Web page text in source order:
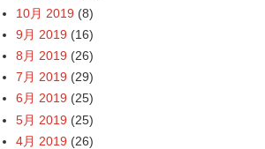
10月 2019 (8)
9月 2019 (16)
8月 2019 (26)
7月 2019 (29)
6月 2019 (25)
5月 2019 (25)
4月 2019 (26)